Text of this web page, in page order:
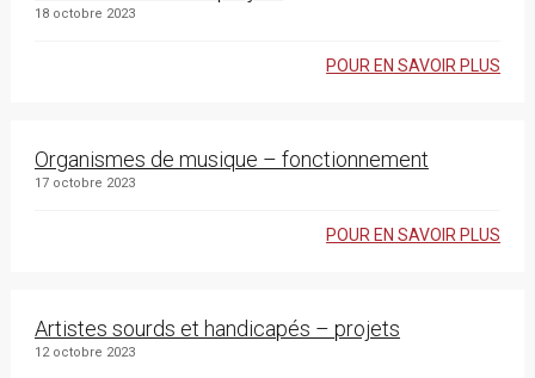
18 octobre 2023
POUR EN SAVOIR PLUS
Organismes de musique – fonctionnement
17 octobre 2023
POUR EN SAVOIR PLUS
Artistes sourds et handicapés – projets
12 octobre 2023